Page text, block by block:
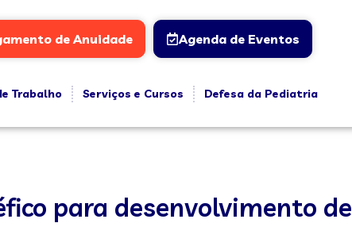
de Anuidade Agenda de Eventos
Trabalho Serviços e Cursos
Defesa da Pediatria
para desenvolvimento de